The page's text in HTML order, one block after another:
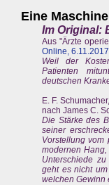
Eine
Im Original:
Aus "Ärzte
Online, 6.11.2017
Weil der
Patienten
deutschen
E. F.
nach James C.
Die Stärke des
seiner
Vorstellung vom
modernen
Unterschiede
geht es nicht
welchen Gewinn